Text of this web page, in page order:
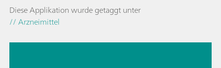
Diese Applikation wurde getaggt unter
// Arzneimittel